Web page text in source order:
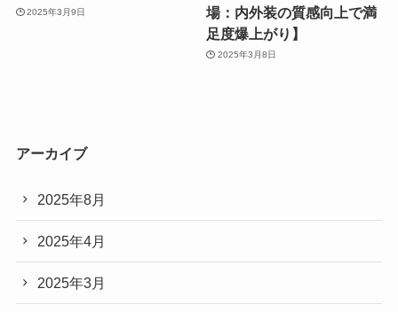
2025年3月9日
場：内外装の質感向上で満
足度爆上がり】
2025年3月8日
アーカイブ
2025年8月
2025年4月
2025年3月